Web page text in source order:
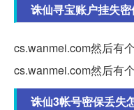
诛仙寻宝账户挂失
cs.wanmei.com然后有
cs.wanmei.com然后有
诛仙3帐号密保丢失